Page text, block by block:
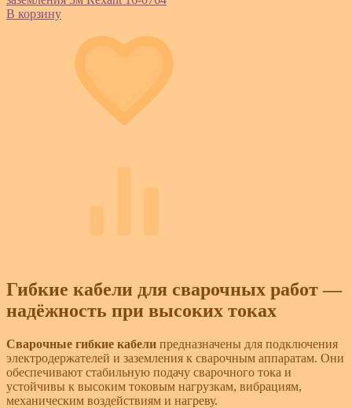
В корзину
Гибкие кабели для сварочных работ —
надёжность при высоких токах
Сварочные гибкие кабели предназначены для подключения
электродержателей и заземления к сварочным аппаратам. Они
обеспечивают стабильную подачу сварочного тока и
устойчивы к высоким токовым нагрузкам, вибрациям,
механическим воздействиям и нагреву.